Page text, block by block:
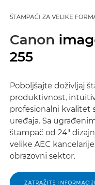
ŠTAMPAČI ZA VELIKE
Canon
255
Poboljšajte doživljaj
produktivnost,
profesionalni kvalitet
uređaja. Sa
štampač od 24"
velike AEC
obrazovni sektor.
ZATRAŽITE